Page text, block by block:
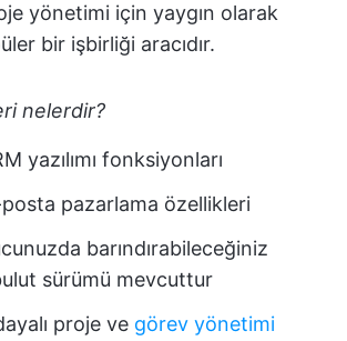
yönetimi için yaygın olarak
bir işbirliği aracıdır.
nelerdir?
yazılımı fonksiyonları
pazarlama özellikleri
barındırabileceğiniz
sürümü mevcuttur
proje ve görev yönetimi